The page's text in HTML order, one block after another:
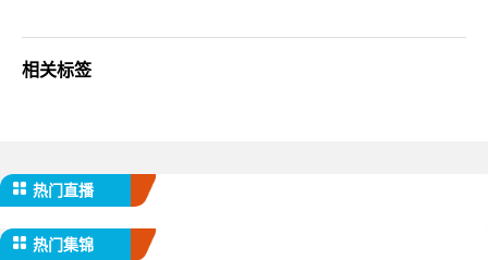
相关标签
热门直播
热门集锦